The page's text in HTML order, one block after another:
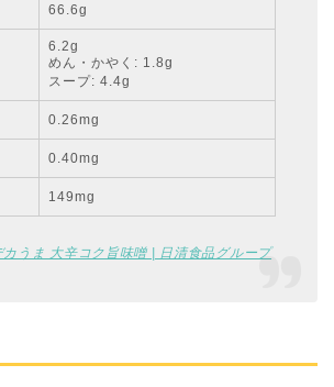
66.6g
6.2g
めん・かやく: 1.8g
スープ: 4.4g
0.26mg
0.40mg
149mg
カうま 大辛コク旨味噌 | 日清食品グループ